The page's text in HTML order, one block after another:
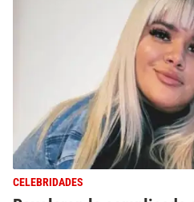
CELEBRIDADES